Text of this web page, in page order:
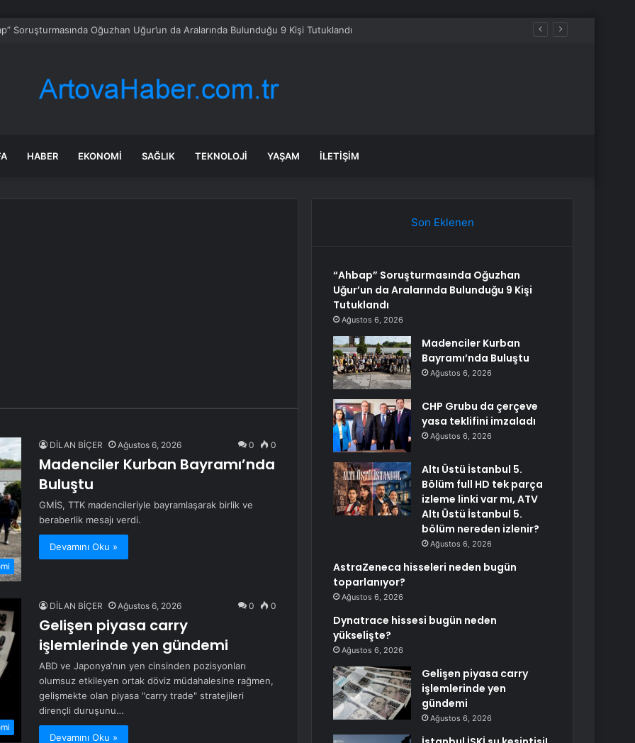
Kurban Bayramı’nda Buluştu
HABER EKONOMI SAĞLIK TEKNOLOJI YAŞAM İLETIŞIM
DİLAN BİÇER Ağustos 6, 2026 0 0
Madenciler Kurban Bayramı’nda
Buluştu
GMİS, TTK madencileriyle bayramlaşarak birlik ve
beraberlik mesajı verdi.
Devamını Oku »
DİLAN BİÇER Ağustos 6, 2026 0 0
Gelişen piyasa carry
işlemlerinde yen gündemi
ABD ve Japonya'nın yen cinsinden pozisyonları
olumsuz etkileyen ortak döviz müdahalesine rağmen,
gelişmekte olan piyasa "carry trade" stratejileri
dirençli duruşunu…
Devamını Oku »
Son Eklenen
“Ahbap” Soruşturmasında Oğuzhan
Uğur’un da Aralarında Bulunduğu 9 Kişi
Tutuklandı
Ağustos 6, 2026
Madenciler Kurban
Bayramı’nda Buluştu
Ağustos 6, 2026
CHP Grubu da çerçeve
yasa teklifini imzaladı
Ağustos 6, 2026
Altı Üstü İstanbul 5.
Bölüm full HD tek parça
izleme linki var mı, ATV
Altı Üstü İstanbul 5.
bölüm nereden izlenir?
Ağustos 6, 2026
AstraZeneca hisseleri neden bugün
toparlanıyor?
Ağustos 6, 2026
Dynatrace hissesi bugün neden
yükselişte?
Ağustos 6, 2026
Gelişen piyasa carry
işlemlerinde yen
gündemi
Ağustos 6, 2026